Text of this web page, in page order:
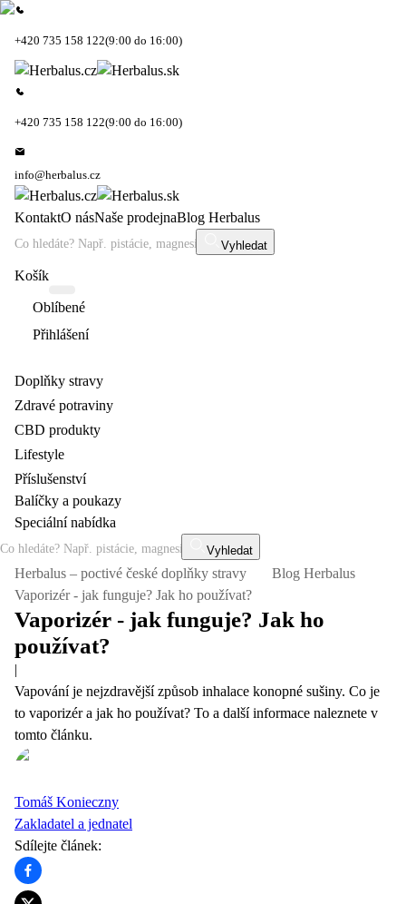
+420 735 158 122(9:00 do 16:00)
+420 735 158 122(9:00 do 16:00)
info@herbalus.cz
KontaktO násNaše prodejnaBlog Herbalus
Vyhledat
Košík
Oblíbené
Přihlášení
Doplňky stravy
Zdravé potraviny
CBD produkty
Lifestyle
Příslušenství
Balíčky a poukazy
Speciální nabídka
Vyhledat
Herbalus – poctivé české doplňky stravy
Blog Herbalus
Vaporizér - jak funguje? Jak ho používat?
Vaporizér - jak funguje? Jak ho
používat?
|
Vapování je nejzdravější způsob inhalace konopné sušiny. Co je
to vaporizér a jak ho používat? To a další informace naleznete v
tomto článku.
Tomáš Konieczny
Zakladatel a jednatel
Sdílejte článek: